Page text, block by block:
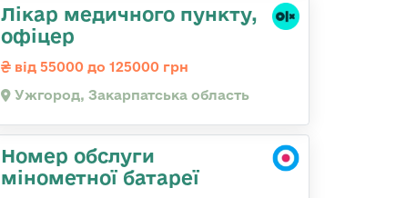
Лікар медичного пункту,
офіцер
від 55000 до 125000 грн
Ужгород, Закарпатська область
Номер обслуги
мінометної батареї